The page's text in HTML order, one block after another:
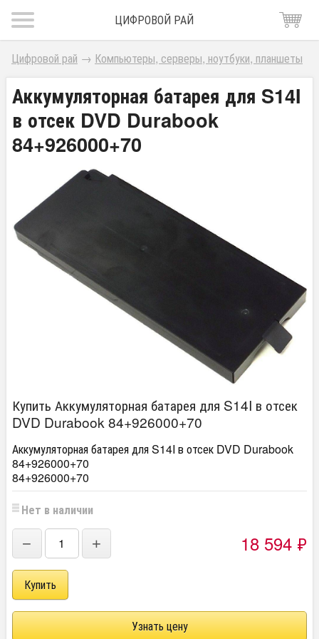
ЦИФРОВОЙ РАЙ
Цифровой рай → Компьютеры, серверы, ноутбуки, планшеты
Аккумуляторная батарея для S14I
в отсек DVD Durabook
84+926000+70
Купить Аккумуляторная батарея для S14I в отсек
DVD Durabook 84+926000+70
Аккумуляторная батарея для S14I в отсек DVD Durabook
84+926000+70
84+926000+70
Нет в наличии
− + 18 594 ₽
Узнать цену